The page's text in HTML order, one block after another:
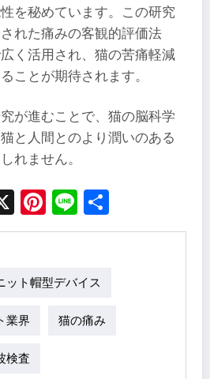
を秘めています。この研究
れた痛みの客観的評価法
く活用され、猫の苦痛軽減
ことが期待されます。
が進むことで、猫の脳科学
と人間とのより潤いのある
れません。
X Pinterest
Line
ット帽型デバイス
業界 猫の痛み
検査